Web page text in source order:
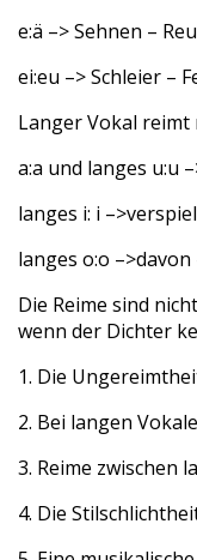
e:ä –> Sehnen –
ei:eu –> Schleier –
Langer Vokal reimt
a:a und langes u:u
langes i: i
langes o:o –>davon
Die Reime sind
wenn der Dichter
1. Die
2. Bei langen
3. Reime zwischen
4. Die